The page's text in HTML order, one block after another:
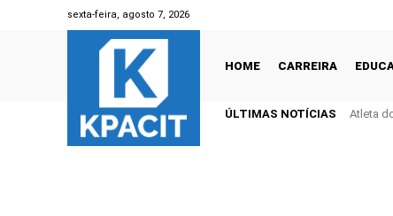
sexta-feira, agosto 7, 2026
HOME CARREIRA
ÚLTIMAS NOTÍCIAS Atleta